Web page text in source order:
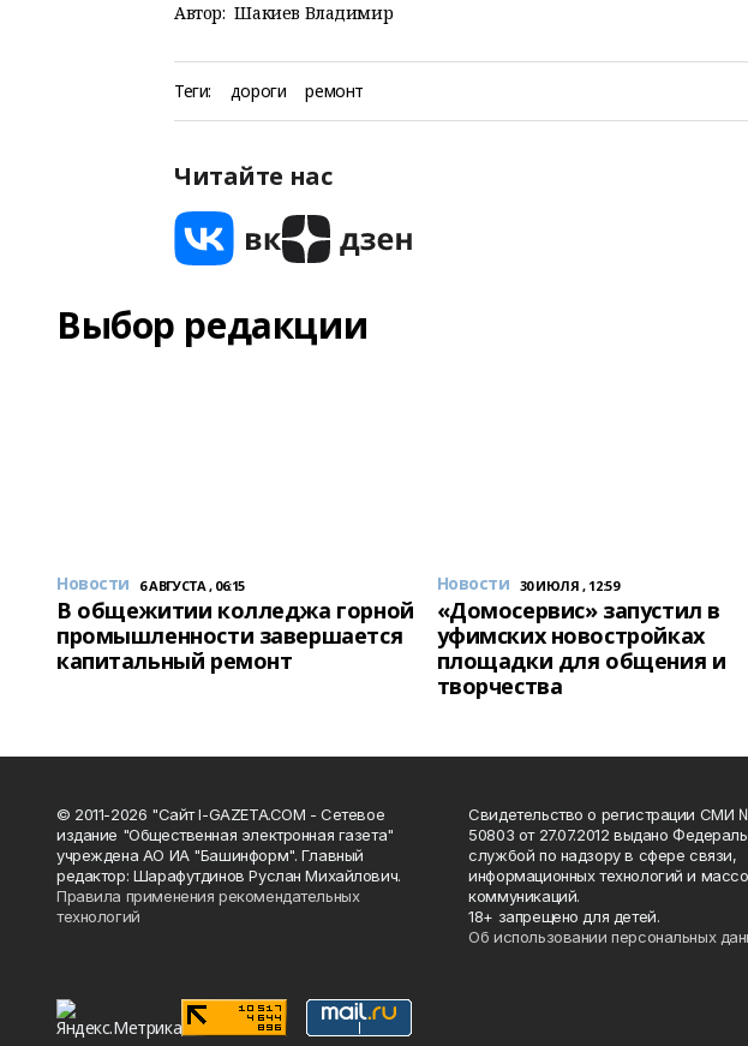
Автор: Шакиев Владимир
Теги: дороги ремонт
Читайте нас
Выбор редакции
Новости 6 АВГУСТА , 06:15
В общежитии колледжа горной
промышленности завершается
капитальный ремонт
Новости 30 ИЮЛЯ , 12:59
«Домосервис» запустил в
уфимских новостройках
площадки для общения и
творчества
© 2011-2026 "Сайт I-GAZETA.COM - Сетевое
издание "Общественная электронная газета"
учреждена АО ИА "Башинформ". Главный
редактор: Шарафутдинов Руслан Михайлович.
Правила применения рекомендательных
технологий
Свидетельство о регистрации
50803 от 27.07.2012 выдано
службой по надзору в сфере связи,
информационных технологий и
коммуникаций.
18+ запрещено для детей.
Об использовании персональных